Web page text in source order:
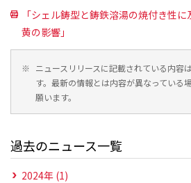
「シェル鋳型と鋳鉄溶湯の焼付き性
黄の影響」
※ ニュースリリースに記載されている内容
す。最新の情報とは内容が異なっている
願います。
過去のニュース一覧
2024年 (1)